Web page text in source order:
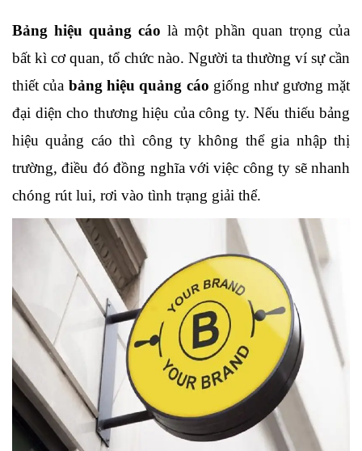
Bảng hiệu quảng cáo là một phần quan trọng của
bất kì cơ quan, tổ chức nào. Người ta thường ví sự cần
thiết của bảng hiệu quảng cáo giống như gương mặt
đại diện cho thương hiệu của công ty. Nếu thiếu bảng
hiệu quảng cáo thì công ty không thể gia nhập thị
trường, điều đó đồng nghĩa với việc công ty sẽ nhanh
chóng rút lui, rơi vào tình trạng giải thể.